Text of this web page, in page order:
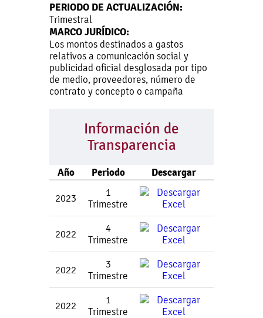
PERIODO DE ACTUALIZACIÓN:
Trimestral
MARCO JURÍDICO:
Los montos destinados a gastos
relativos a comunicación social y
publicidad oficial desglosada por tipo
de medio, proveedores, número de
contrato y concepto o campaña
Información de
Transparencia
Año Periodo Descargar
2023
1
Trimestre
2022
4
Trimestre
2022
3
Trimestre
2022
1
Trimestre